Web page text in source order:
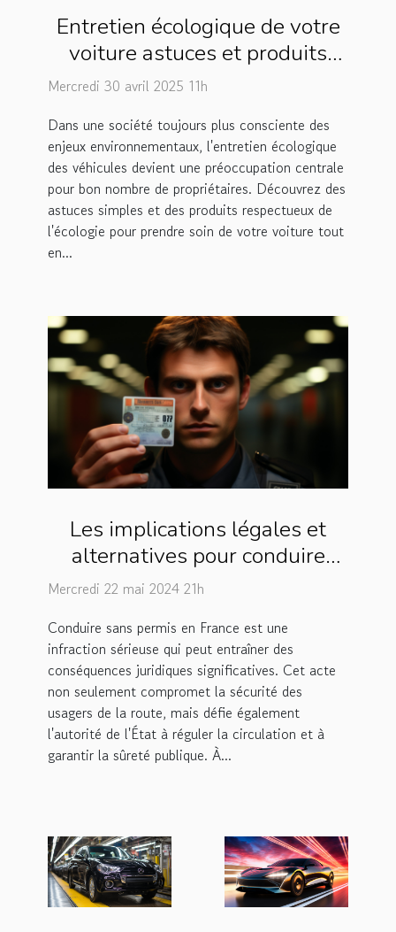
Entretien écologique de votre
voiture astuces et produits
respectueux de
Mercredi 30 avril 2025 11h
Dans une société toujours plus consciente des
enjeux environnementaux, l'entretien écologique
des véhicules devient une préoccupation centrale
pour bon nombre de propriétaires. Découvrez des
astuces simples et des produits respectueux de
l'écologie pour prendre soin de votre voiture tout
en...
Les implications légales et
alternatives pour conduire
sans permis en France
Mercredi 22 mai 2024 21h
Conduire sans permis en France est une
infraction sérieuse qui peut entraîner des
conséquences juridiques significatives. Cet acte
non seulement compromet la sécurité des
usagers de la route, mais défie également
l'autorité de l'État à réguler la circulation et à
garantir la sûreté publique. À...